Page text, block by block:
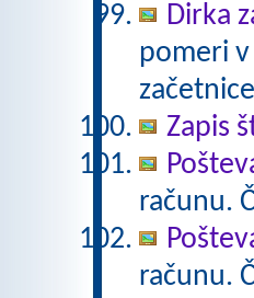
Dirka
pomeri
Zapis
računu.
računu.